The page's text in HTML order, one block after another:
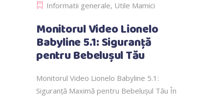
Informatii generale, Utile Mamici
Monitorul Video Lionelo
Babyline 5.1: Siguranță
pentru Bebelușul Tău
Monitorul Video Lionelo Babyline 5.1:
Siguranță Maximă pentru Bebelușul Tău În